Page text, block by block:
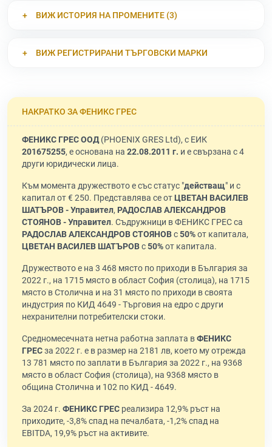
ВИЖ ИСТОРИЯ НА ПРОМЕНИТЕ (3)
ВИЖ РЕГИСТРИРАНИ ТЪРГОВСКИ МАРКИ
НАКРАТКО ЗА ФЕНИКС ГРЕС
ФЕНИКС ГРЕС ООД(PHOENIX GRES Ltd), с ЕИК
201675255, е основана на 22.08.2011 г. и е свързана с 4
други юридически лица.
Към момента дружеството е със статус "действащ" и с
капитал от € 250. Представлява се отЦВЕТАН ВАСИЛЕВ
ШАТЪРОВ - Управител, РАДОСЛАВ АЛЕКСАНДРОВ
СТОЯНОВ - Управител. Съдружници в ФЕНИКС ГРЕС са
РАДОСЛАВ АЛЕКСАНДРОВ СТОЯНОВс50%от капитала,
ЦВЕТАН ВАСИЛЕВ ШАТЪРОВс50%от капитала.
Дружеството е на 3 468 място по приходи в България за
2022 г., на 1715 място в област София (столица), на 1715
място в Столична и на 31 място по приходи в своята
индустрия по КИД 4649 - Търговия на едро с други
нехранителни потребителски стоки.
Средномесечната нетна работна заплата вФЕНИКС
ГРЕСза 2022 г. е в размер на 2181 лв, което му отрежда
13 781 място по заплати в България за 2022 г., на 9368
място в област София (столица), на 9368 място в
община Столична и 102 по КИД - 4649.
За 2024 г. ФЕНИКС ГРЕС реализира 12,9% ръст на
приходите, -3,8% спад на печалбата, -1,2% спад на
EBITDA, 19,9% ръст на активите.